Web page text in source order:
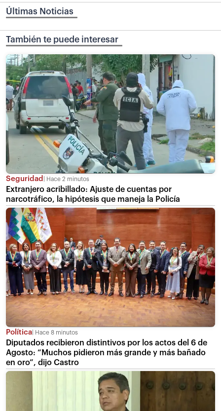
Últimas Noticias
También te puede interesar
Seguridad Hace 2 minutos
Extranjero acribillado: Ajuste de cuentas por
narcotráfico, la hipótesis que maneja la Policía
Política Hace 8 minutos
Diputados recibieron distintivos por los actos del 6 de
Agosto: “Muchos pidieron más grande y más bañado
en oro”, dijo Castro